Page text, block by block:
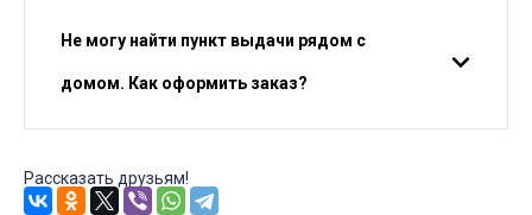
Не могу найти пункт выдачи рядом с
домом. Как оформить заказ?
Рассказать друзьям!